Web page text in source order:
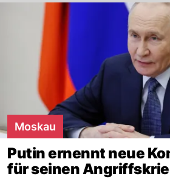
Moskau
Putin ernennt neue
für seinen